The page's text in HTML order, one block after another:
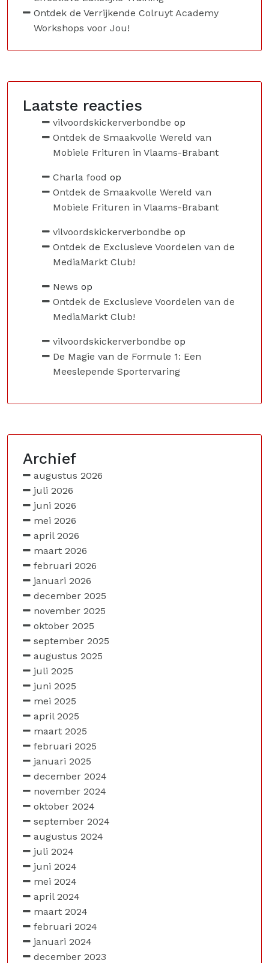
Ontdek de Verrijkende Colruyt Academy
Workshops voor Jou!
Laatste reacties
vilvoordskickerverbondbe op
Ontdek de Smaakvolle Wereld van
Mobiele Frituren in Vlaams-Brabant
Charla food op
Ontdek de Smaakvolle Wereld van
Mobiele Frituren in Vlaams-Brabant
vilvoordskickerverbondbe op
Ontdek de Exclusieve Voordelen van de
MediaMarkt Club!
News op
Ontdek de Exclusieve Voordelen van de
MediaMarkt Club!
vilvoordskickerverbondbe op
De Magie van de Formule 1: Een
Meeslepende Sportervaring
Archief
augustus 2026
juli 2026
juni 2026
mei 2026
april 2026
maart 2026
februari 2026
januari 2026
december 2025
november 2025
oktober 2025
september 2025
augustus 2025
juli 2025
juni 2025
mei 2025
april 2025
maart 2025
februari 2025
januari 2025
december 2024
november 2024
oktober 2024
september 2024
augustus 2024
juli 2024
juni 2024
mei 2024
april 2024
maart 2024
februari 2024
januari 2024
december 2023